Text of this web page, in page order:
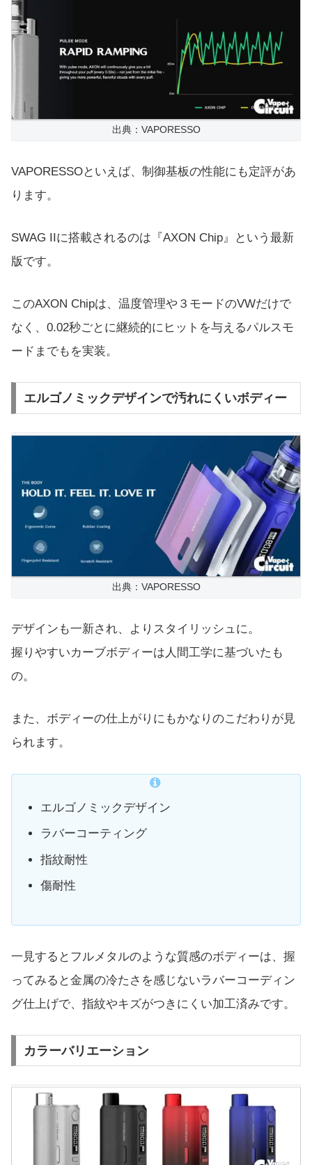
出典：VAPORESSO
VAPORESSOといえば、制御基板の性能にも定評があ
ります。
SWAG IIに搭載されるのは『AXON Chip』という最新
版です。
このAXON Chipは、温度管理や３モードのVWだけで
なく、0.02秒ごとに継続的にヒットを与えるパルスモ
ードまでもを実装。
エルゴノミックデザインで汚れにくいボディー
出典：VAPORESSO
デザインも一新され、よりスタイリッシュに。
握りやすいカーブボディーは人間工学に基づいたも
の。
また、ボディーの仕上がりにもかなりのこだわりが見
られます。
エルゴノミックデザイン
ラバーコーティング
指紋耐性
傷耐性
一見するとフルメタルのような質感のボディーは、握
ってみると金属の冷たさを感じないラバーコーディン
グ仕上げで、指紋やキズがつきにくい加工済みです。
カラーバリエーション